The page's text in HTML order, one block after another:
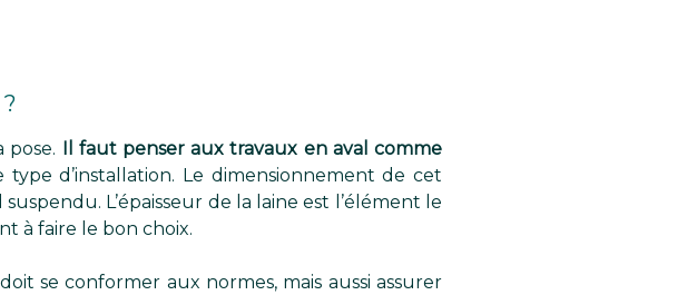
pose.
Il faut penser aux travaux en aval comme
d’installation. Le dimensionnement de cet
L’épaisseur de la laine est l’élément le
à faire le bon choix.
se conformer aux normes, mais aussi assurer